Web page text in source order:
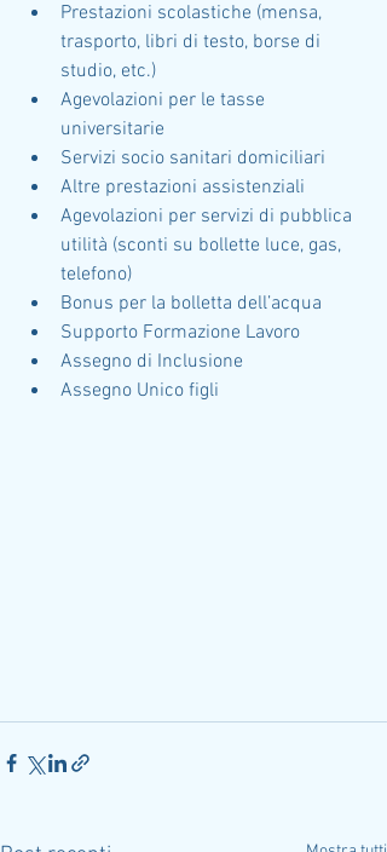
Prestazioni scolastiche (mensa,
trasporto, libri di testo, borse di
studio, etc.)
Agevolazioni per le tasse
universitarie
Servizi socio sanitari domiciliari
Altre prestazioni assistenziali
Agevolazioni per servizi di pubblica
utilità (sconti su bollette luce, gas,
telefono)
Bonus per la bolletta dell’acqua
Supporto Formazione Lavoro
Assegno di Inclusione
Assegno Unico figli